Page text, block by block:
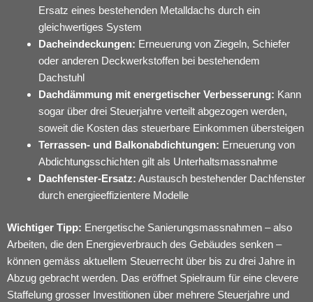
Ersatz eines bestehenden Metalldachs durch ein
gleichwertiges System
Dacheindeckungen: Erneuerung von Ziegeln, Schiefer
oder anderen Deckwerkstoffen bei bestehendem
Dachstuhl
Dachdämmung mit energetischer Verbesserung: Kann
sogar über drei Steuerjahre verteilt abgezogen werden,
soweit die Kosten das steuerbare Einkommen übersteigen
Terrassen- und Balkonabdichtungen: Erneuerung von
Abdichtungsschichten gilt als Unterhaltsmassnahme
Dachfenster-Ersatz: Austausch bestehender Dachfenster
durch energieeffizientere Modelle
Wichtiger Tipp: Energetische Sanierungsmassnahmen – also
Arbeiten, die den Energieverbrauch des Gebäudes senken –
können gemäss aktuellem Steuerrecht über bis zu drei Jahre in
Abzug gebracht werden. Das eröffnet Spielraum für eine clevere
Staffelung grosser Investitionen über mehrere Steuerjahre und